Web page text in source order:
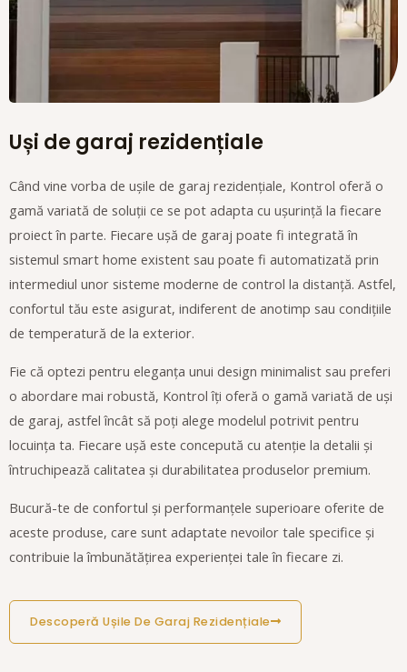
Uși de garaj rezidențiale
Când vine vorba de ușile de garaj rezidențiale, Kontrol oferă o
gamă variată de soluții ce se pot adapta cu ușurință la fiecare
proiect în parte. Fiecare ușă de garaj poate fi integrată în
sistemul smart home existent sau poate fi automatizată prin
intermediul unor sisteme moderne de control la distanță. Astfel,
confortul tău este asigurat, indiferent de anotimp sau condițiile
de temperatură de la exterior.
Fie că optezi pentru eleganța unui design minimalist sau preferi
o abordare mai robustă, Kontrol îți oferă o gamă variată de uși
de garaj, astfel încât să poți alege modelul potrivit pentru
locuința ta. Fiecare ușă este concepută cu atenție la detalii și
întruchipează calitatea și durabilitatea produselor premium.
Bucură-te de confortul și performanțele superioare oferite de
aceste produse, care sunt adaptate nevoilor tale specifice și
contribuie la îmbunătățirea experienței tale în fiecare zi.
Descoperă Ușile De Garaj Rezidențiale